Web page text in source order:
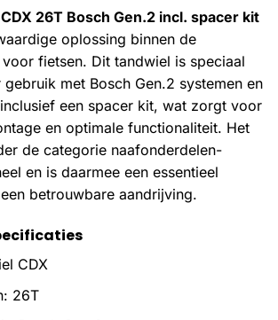
26T Bosch Gen.2 incl. spacer kit
oplossing binnen de
fietsen. Dit tandwiel is speciaal
met Bosch Gen.2 systemen en
een spacer kit, wat zorgt voor
en optimale functionaliteit. Het
de categorie naafonderdelen-
en is daarmee een essentieel
betrouwbare aandrijving.
CDX
26T